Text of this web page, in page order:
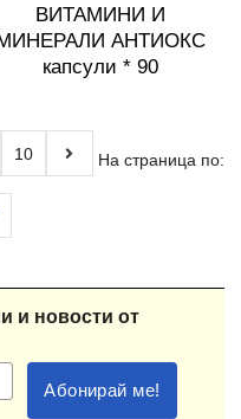
ВИТАМИНИ И
АНТИОКС
капсули * 90
10 На страница по:
и новости от